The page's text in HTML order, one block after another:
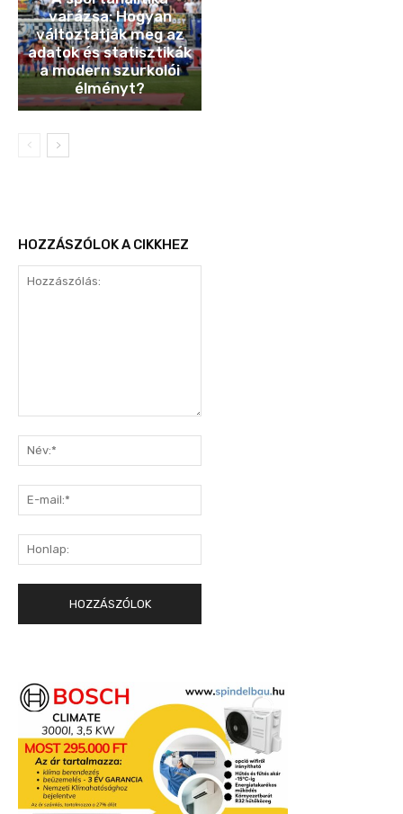
varázsa: Hogyan
változtatják meg az
adatok és statisztikák
a modern szurkolói
élményt?
HOZZÁSZÓLOK A CIKKHEZ
mail:*